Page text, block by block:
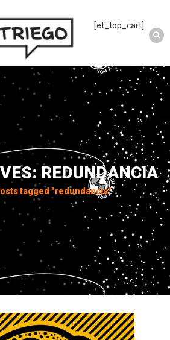
[et_top_cart]
REDUNDANCIA
tagged "redundancia"